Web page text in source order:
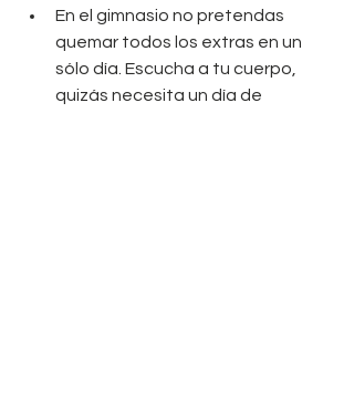
En el gimnasio no pretendas
quemar todos los extras en un
sólo día. Escucha a tu cuerpo,
quizás necesita un día de